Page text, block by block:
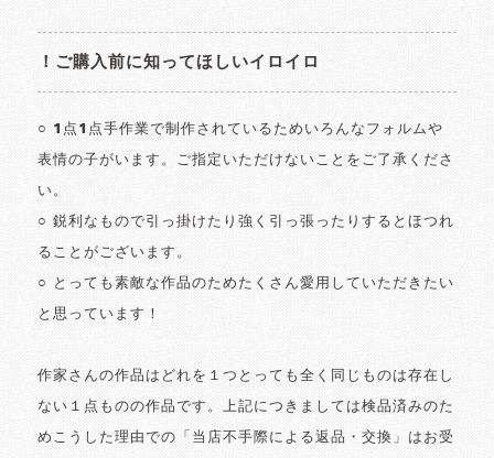
！ご購入前に知ってほしいイロイロ
○ 1点1点手作業で制作されているためいろんなフォルムや
表情の子がいます。ご指定いただけないことをご了承くださ
い。
○ 鋭利なもので引っ掛けたり強く引っ張ったりするとほつれ
ることがございます。
○ とっても素敵な作品のためたくさん愛用していただきたい
と思っています！
作家さんの作品はどれを１つとっても全く同じものは存在し
ない１点ものの作品です。上記につきましては検品済みのた
めこうした理由での「当店不手際による返品・交換」はお受